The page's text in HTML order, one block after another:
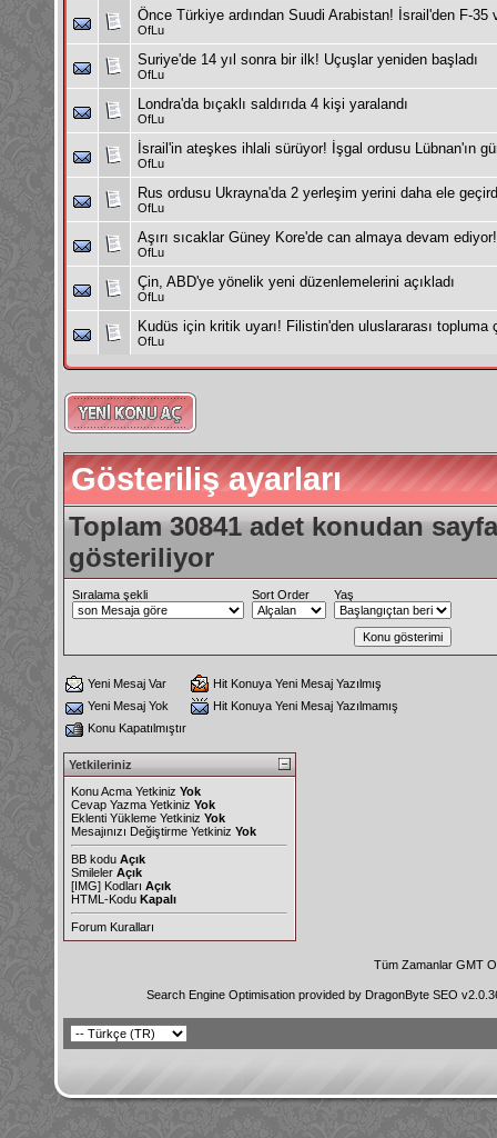
Önce Türkiye ardından Suudi Arabistan! İsrail'den F-35
OfLu
Suriye'de 14 yıl sonra bir ilk! Uçuşlar yeniden başladı
OfLu
Londra'da bıçaklı saldırıda 4 kişi yaralandı
OfLu
İsrail'in ateşkes ihlali sürüyor! İşgal ordusu Lübnan'ın
OfLu
Rus ordusu Ukrayna'da 2 yerleşim yerini daha ele
OfLu
Aşırı sıcaklar Güney Kore'de can almaya devam
OfLu
Çin, ABD'ye yönelik yeni düzenlemelerini açıkladı
OfLu
Kudüs için kritik uyarı! Filistin'den uluslararası topluma
OfLu
Gösteriliş ayarları
Toplam 30841 adet konudan
gösteriliyor
Sıralama şekli Sort Order Yaş
Yeni Mesaj Var
Hit Konuya Yeni Mesaj Yazılmış
Yeni Mesaj Yok
Hit Konuya Yeni Mesaj Yazılmamış
Konu Kapatılmıştır
Yetkileriniz
Konu Acma Yetkiniz Yok
Cevap Yazma Yetkiniz Yok
Eklenti Yükleme Yetkiniz Yok
Mesajınızı Değiştirme Yetkiniz Yok
BB kodu Açık
Smileler Açık
[IMG] Kodları Açık
HTML-Kodu Kapalı
Forum Kuralları
Tüm Zamanlar GMT
Search Engine Optimisation provided by DragonByte SEO